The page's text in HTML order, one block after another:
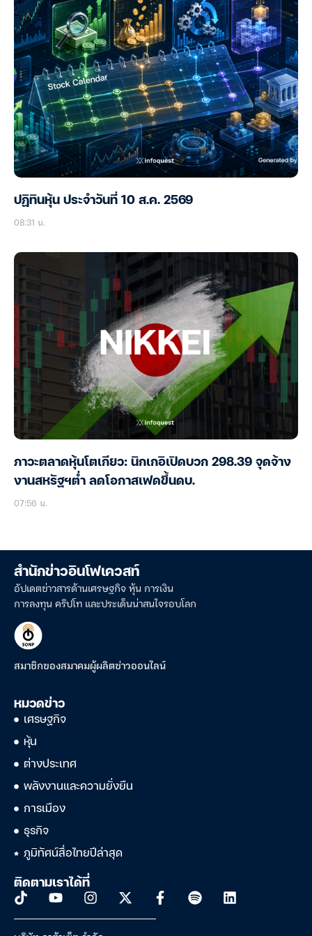
ปฏิทินหุ้น ประจำวันที่ 10 ส.ค. 2569
08:31 น.
ภาวะตลาดหุ้นโตเกียว: นิกเกอิเปิดบวก 298.39 จุดจ้าง
งานสหรัฐฯต่ำ ลดโอกาสเฟดขึ้นดบ.
07:56 น.
สำนักข่าวอินโฟเควสท์
อัปเดตข่าวสารด้านเศรษฐกิจ หุ้น การเงิน
การลงทุน คริปโท และประเด็นน่าสนใจรอบโลก
สมาชิกของสมาคมผู้ผลิตข่าวออนไลน์
หมวดข่าว
เศรษฐกิจ
หุ้น
ต่างประเทศ
พลังงานและความยั่งยืน
การเมือง
ธุรกิจ
ภูมิทัศน์สื่อไทยปีล่าสุด
ติดตามเราได้ที่